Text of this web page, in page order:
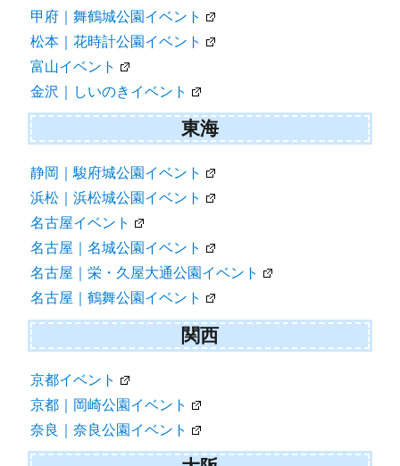
甲府｜舞鶴城公園イベント
松本｜花時計公園イベント
富山イベント
金沢｜しいのきイベント
東海
静岡｜駿府城公園イベント
浜松｜浜松城公園イベント
名古屋イベント
名古屋｜名城公園イベント
名古屋｜栄・久屋大通公園イベント
名古屋｜鶴舞公園イベント
関西
京都イベント
京都｜岡崎公園イベント
奈良｜奈良公園イベント